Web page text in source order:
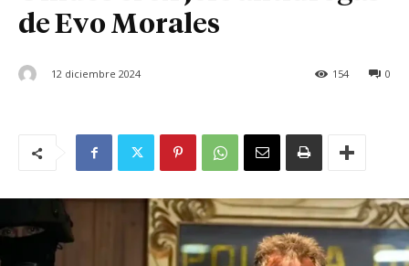
de Evo Morales
12 diciembre 2024 0
154